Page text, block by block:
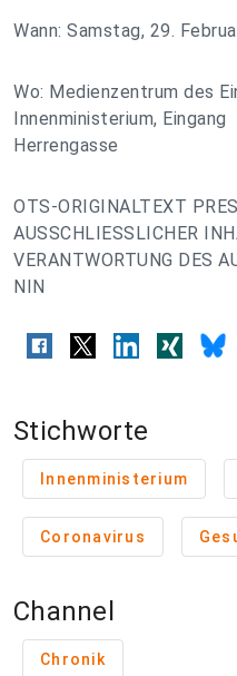
Wann: Samstag, 29.
Wo: Medienzentrum des
Innenministerium, Eingang
Herrengasse
OTS-ORIGINALTEXT
AUSSCHLIESSLICHER
VERANTWORTUNG DES
NIN
Stichworte
Innenministerium
Coronavirus
Channel
Chronik